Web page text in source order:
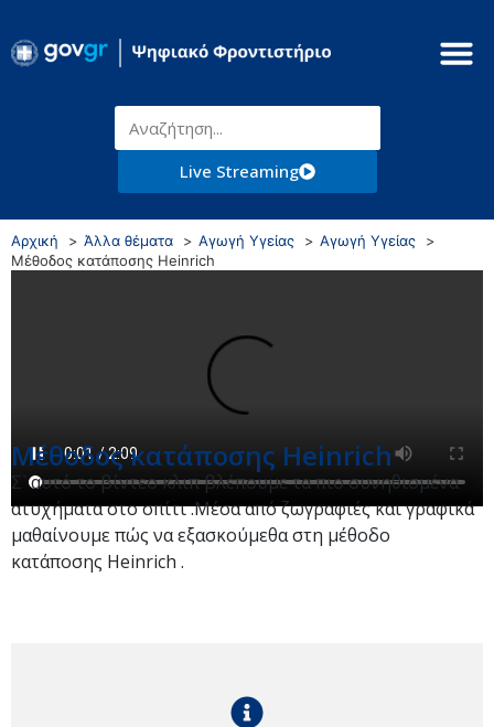
Live Streaming
Αρχική Άλλα θέματα Αγωγή Υγείας
Αγωγή Υγείας
Μέθοδος κατάποσης Heinrich
Μέθοδος κατάποσης Heinrich
Σ` αυτό το βίντεο κλιπ βλέπουμε τα πιο συνηθισμένα
ατυχήματα στο σπίτι .Μέσα από ζωγραφιές και γραφικά
μαθαίνουμε πώς να εξασκούμεθα στη μέθοδο
κατάποσης Heinrich .